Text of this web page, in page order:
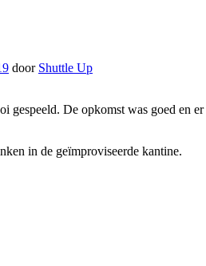
door Shuttle Up
gespeeld. De opkomst was goed en
in de geïmproviseerde kantine.